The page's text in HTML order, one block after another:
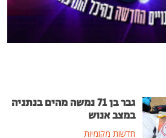
גבר בן 71 נמשה מהים בנתניה
במצב אנוש
חדשות מקומיות